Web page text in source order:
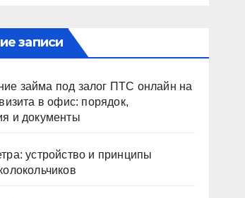
записи
займа под залог ПТС онлайн на
в офис: порядок,
и документы
устройство и принципы